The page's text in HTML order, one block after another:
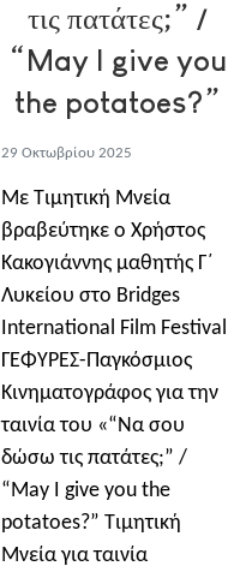
τις πατάτες;” /
“May I give you
the potatoes?”
29 Οκτωβρίου 2025
Με Τιμητική Μνεία
βραβεύτηκε ο Χρήστος
Κακογιάννης μαθητής Γ΄
Λυκείου στο Bridges
International Film Festival
ΓΕΦΥΡΕΣ-Παγκόσμιος
Κινηματογράφος για την
ταινία του «“Να σου
δώσω τις πατάτες;” /
“May I give you the
potatoes?” Τιμητική
Μνεία για ταινία